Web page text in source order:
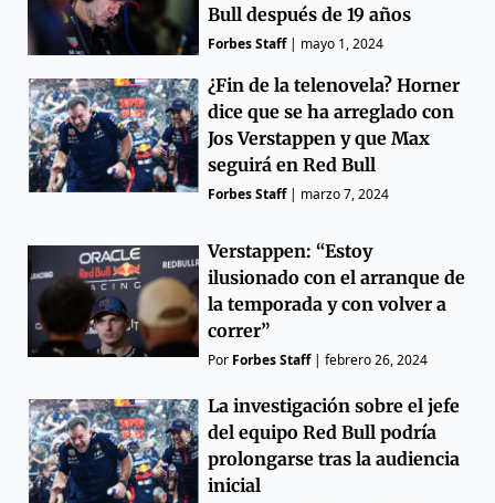
Bull después de 19 años
Forbes Staff| mayo 1, 2024
¿Fin de la telenovela? Horner
dice que se ha arreglado con
Jos Verstappen y que Max
seguirá en Red Bull
Forbes Staff| marzo 7, 2024
Verstappen: “Estoy
ilusionado con el arranque de
la temporada y con volver a
correr”
Por Forbes Staff|febrero 26, 2024
La investigación sobre el jefe
del equipo Red Bull podría
prolongarse tras la audiencia
inicial